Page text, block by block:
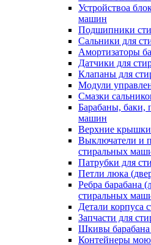
Устройствоа
машин
Подшипники
Сальники для
Амортизаторы
Датчики для
Клапаны для
Модули
Смазки
Барабаны, баки,
машин
Верхние
Выключатели и
стиральных
Патрубки для
Петли люка
Ребра барабана
стиральных
Детали корпуса
Запчасти для
Шкивы
Контейнеры